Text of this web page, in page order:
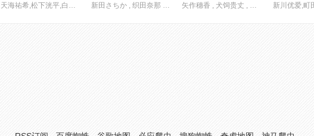
天海祐希,松下洸平,白石圣,中川大辅,丸山智己 新田さちか , 织田奈那 , 岩上隼也 , 山下航平 , 鈴木志遠 , 林田岬優 , 植村颯太 , 秋谷百音 , 春本ヒロ , 猪塚健太 矢作穗香 , 犬饲贵丈 , 北野日奈子 , 鸣海唯 , 大谷麻衣 , 山崎银之丞 , 大仓空人